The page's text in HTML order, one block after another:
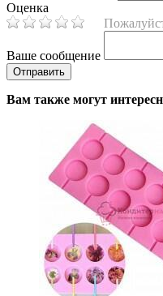
Оценка
Ваше сообщение
Вам также могут